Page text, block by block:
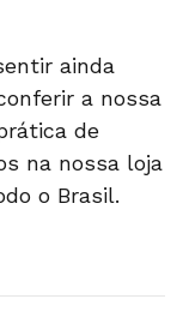
ainda
a nossa
de
na nossa loja
o Brasil.